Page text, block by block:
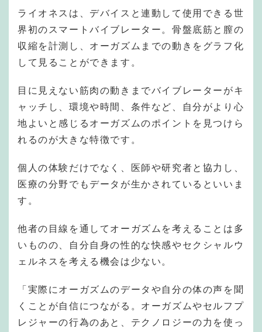
ライオネスは、デバイスと連動して使用できる世
界初のスマートバイブレーター。骨盤底筋と膣の
収縮を計測し、オーガズムまでの動きをグラフ化
して見ることができます。
目に見えない筋肉の動きまでバイブレーターがキ
ャッチし、環境や時間、条件など、自分がより心
地よいと感じるオーガズムのポイントを見つけら
れるのが大きな特徴です。
個人の体験だけでなく、医師や研究者と協力し、
医療の分野でもデータが生かされているといいま
す。
他者の目線を通してオーガズムを考えることは多
いものの、自分自身の性的な快感やセクシャルウ
ェルネスを考える機会は少ない。
「実際にオーガズムのデータや自分の体の声を聞
くことが自信につながる。オーガズムやセルフプ
レジャーの行為のあと、テクノロジーの力を使っ